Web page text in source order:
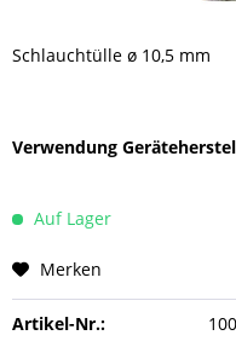
Schlauchtülle ø 10,5 mm
Verwendung
Auf Lager
Merken
Artikel-Nr.: